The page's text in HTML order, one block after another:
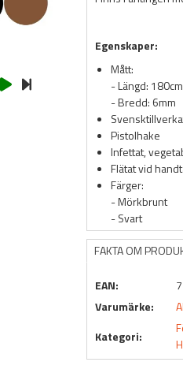
Egenskaper:
Mått:
- Längd: 180cm
- Bredd: 6mm
Pistolhake
Infettat,
Flätat vid
Färger:
- Mörkbrunt
- Svart
FAKTA OM
EAN:
Varumärke:
Kategori: